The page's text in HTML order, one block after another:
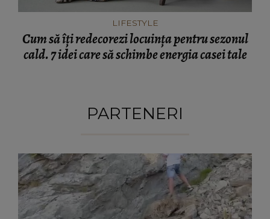
LIFESTYLE
Cum să îți redecorezi locuința pentru sezonul
cald. 7 idei care să schimbe energia casei tale
PARTENERI